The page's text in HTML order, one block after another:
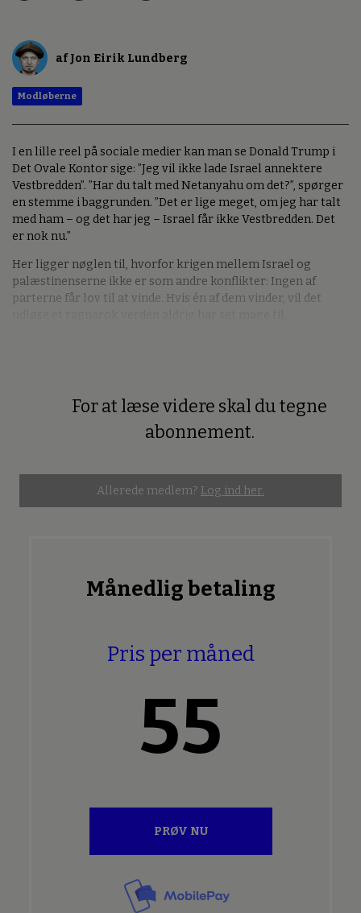
af Jon Eirik Lundberg
Modløberne
I en lille reel på sociale medier kan man se Donald Trump i
Det Ovale Kontor sige: ”Jeg vil ikke lade Israel annektere
Vestbredden”. ”Har du talt med Netanyahu om det?”, spørger
en stemme i baggrunden. ”Det er lige meget, om jeg har talt
med ham – og det har jeg – Israel får ikke Vestbredden. Det
er nok nu.”
Her ligger nøglen til, hvorfor krigen mellem Israel og
palæstinenserne ikke er som andre konflikter: Ingen af
parterne får lov til at vinde. Hvis én af dem vinder, vil det
For at læse videre skal du tegne
abonnement.
Allerede medlem? Log ind her.
Månedlig betaling
Pris per måned
55
PRØV NU